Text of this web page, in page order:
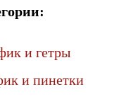
и гетры
и пинетки